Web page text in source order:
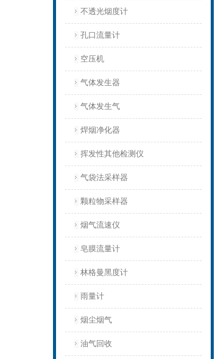
不透光烟度计
孔口流量计
空压机
气体发生器
气体发生气
焊烟净化器
挥发性其他检测仪
气袋法采样器
颗粒物采样器
烟气流速仪
皂膜流量计
林格曼黑度计
雨量计
烟尘烟气
油气回收